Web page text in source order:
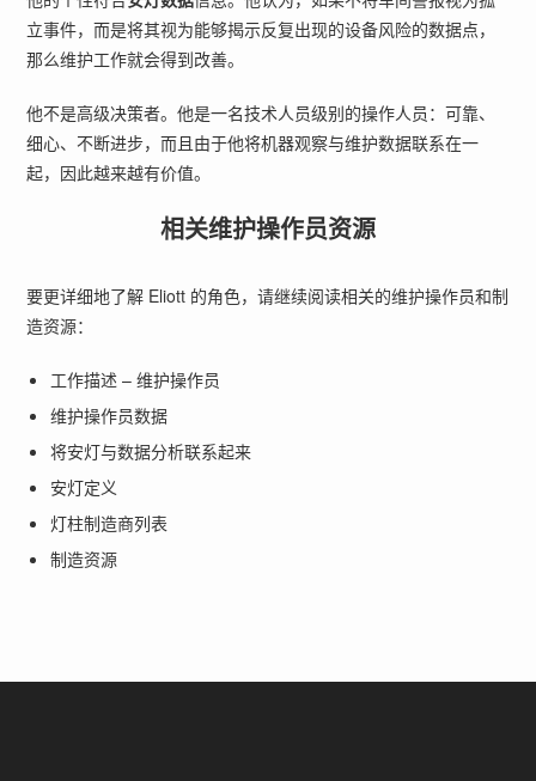
立事件，而是将其视为能够揭示反复出现的设备风险的数据点，
那么维护工作就会得到改善。
他不是高级决策者。他是一名技术人员级别的操作人员：可靠、
细心、不断进步，而且由于他将机器观察与维护数据联系在一
起，因此越来越有价值。
相关维护操作员资源
要更详细地了解 Eliott 的角色，请继续阅读相关的维护操作员和制
造资源：
工作描述 – 维护操作员
维护操作员数据
将安灯与数据分析联系起来
安灯定义
灯柱制造商列表
制造资源